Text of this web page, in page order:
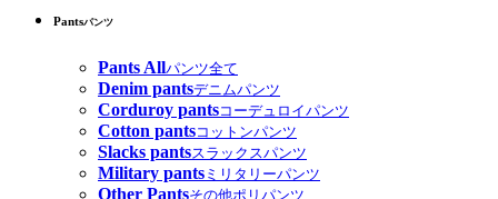
Pantsパンツ
Pants Allパンツ全て
Denim pantsデニムパンツ
Corduroy pantsコーデュロイパンツ
Cotton pantsコットンパンツ
Slacks pantsスラックスパンツ
Military pants ミリタリーパンツ
Other Pantsその他ポリパンツ